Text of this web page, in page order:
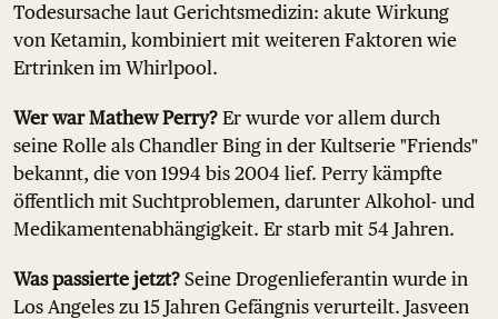
Todesursache laut Gerichtsmedizin: akute Wirkung
von Ketamin, kombiniert mit weiteren Faktoren wie
Ertrinken im Whirlpool.
Wer war Mathew Perry? Er wurde vor allem durch
seine Rolle als Chandler Bing in der Kultserie "Friends"
bekannt, die von 1994 bis 2004 lief. Perry kämpfte
öffentlich mit Suchtproblemen, darunter Alkohol- und
Medikamentenabhängigkeit. Er starb mit 54 Jahren.
Was passierte jetzt? Seine Drogenlieferantin wurde in
Los Angeles zu 15 Jahren Gefängnis verurteilt. Jasveen